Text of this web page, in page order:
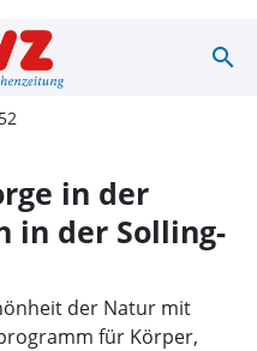
search
in der
in der Solling-
der Natur mit
für Körper,